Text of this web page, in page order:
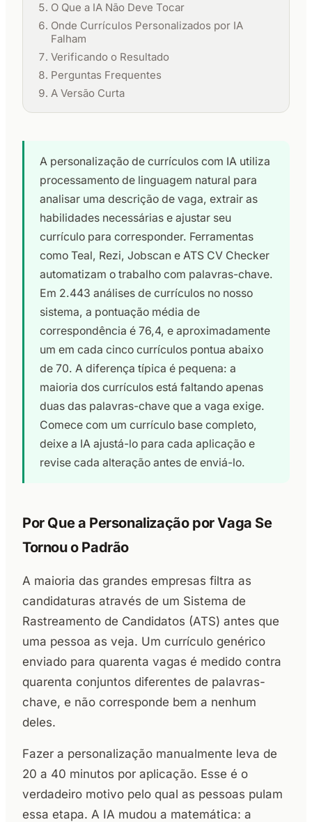
O Que a IA Não Deve Tocar
Onde Currículos Personalizados por IA
Falham
Verificando o Resultado
Perguntas Frequentes
A Versão Curta
A personalização de currículos com IA utiliza
processamento de linguagem natural para
analisar uma descrição de vaga, extrair as
habilidades necessárias e ajustar seu
currículo para corresponder. Ferramentas
como Teal, Rezi, Jobscan e ATS CV Checker
automatizam o trabalho com palavras-chave.
Em 2.443 análises de currículos no nosso
sistema, a pontuação média de
correspondência é 76,4, e aproximadamente
um em cada cinco currículos pontua abaixo
de 70. A diferença típica é pequena: a
maioria dos currículos está faltando apenas
duas das palavras-chave que a vaga exige.
Comece com um currículo base completo,
deixe a IA ajustá-lo para cada aplicação e
revise cada alteração antes de enviá-lo.
Por Que a Personalização por Vaga Se
Tornou o Padrão
A maioria das grandes empresas filtra as
candidaturas através de um Sistema de
Rastreamento de Candidatos (ATS) antes que
uma pessoa as veja. Um currículo genérico
enviado para quarenta vagas é medido contra
quarenta conjuntos diferentes de palavras-
chave, e não corresponde bem a nenhum
deles.
Fazer a personalização manualmente leva de
20 a 40 minutos por aplicação. Esse é o
verdadeiro motivo pelo qual as pessoas pulam
essa etapa. A IA mudou a matemática: a